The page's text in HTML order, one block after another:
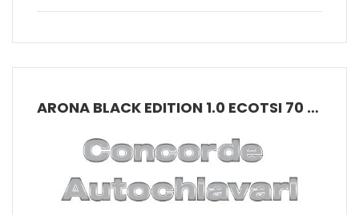
ARONA BLACK EDITION 1.0 ECOTSI 70 KW (95 CV) BENZINA MANUALE 5 MARCE 2WD